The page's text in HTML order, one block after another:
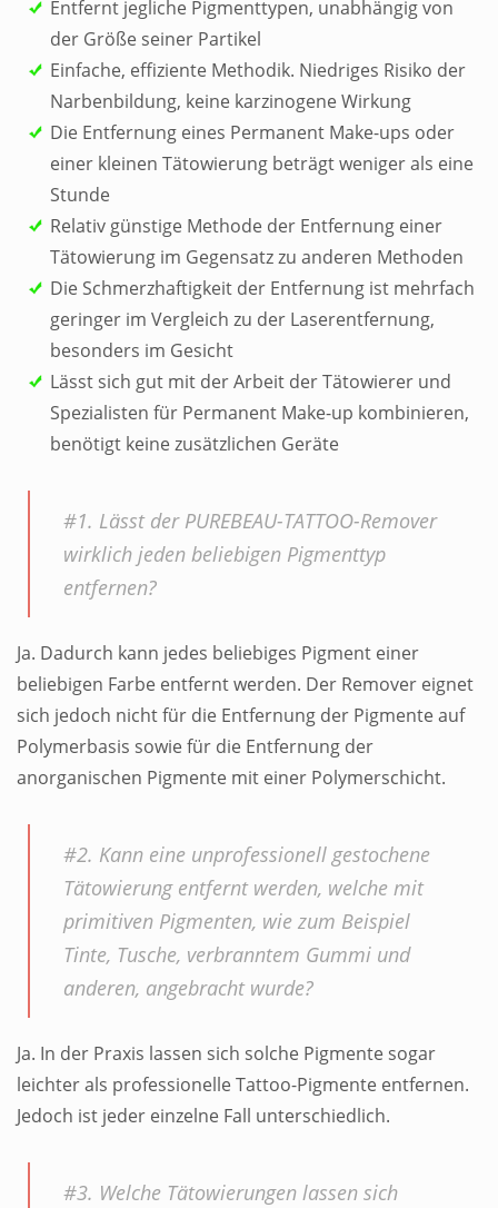
Entfernt jegliche Pigmenttypen, unabhängig von
der Größe seiner Partikel
Einfache, effiziente Methodik. Niedriges Risiko der
Narbenbildung, keine karzinogene Wirkung
Die Entfernung eines Permanent Make-ups oder
einer kleinen Tätowierung beträgt weniger als eine
Stunde
Relativ günstige Methode der Entfernung einer
Tätowierung im Gegensatz zu anderen Methoden
Die Schmerzhaftigkeit der Entfernung ist mehrfach
geringer im Vergleich zu der Laserentfernung,
besonders im Gesicht
Lässt sich gut mit der Arbeit der Tätowierer und
Spezialisten für Permanent Make-up kombinieren,
benötigt keine zusätzlichen Geräte
#1. Lässt der PUREBEAU-TATTOO-Remover
wirklich jeden beliebigen Pigmenttyp
entfernen?
Ja. Dadurch kann jedes beliebiges Pigment einer
beliebigen Farbe entfernt werden. Der Remover eignet
sich jedoch nicht für die Entfernung der Pigmente auf
Polymerbasis sowie für die Entfernung der
anorganischen Pigmente mit einer Polymerschicht.
#2. Kann eine unprofessionell gestochene
Tätowierung entfernt werden, welche mit
primitiven Pigmenten, wie zum Beispiel
Tinte, Tusche, verbranntem Gummi und
anderen, angebracht wurde?
Ja. In der Praxis lassen sich solche Pigmente sogar
leichter als professionelle Tattoo-Pigmente entfernen.
Jedoch ist jeder einzelne Fall unterschiedlich.
#3. Welche Tätowierungen lassen sich